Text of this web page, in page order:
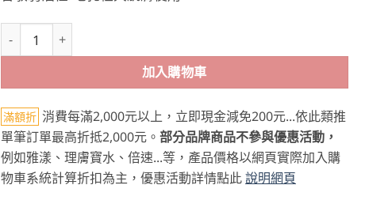
Physiogel潔美淨 CICA毛孔隱形防曬乳SPF50 買一送一 數量
加入購物車
滿額折 消費每滿2,000元以上，立即現金減免200元...依此類推
單筆訂單最高折抵2,000元。 部分品牌商品不參與優惠活動，
例如雅漾、理膚寶水、倍速...等，產品價格以網頁實際加入購
物車系統計算折扣為主，優惠活動詳情點此說明網頁